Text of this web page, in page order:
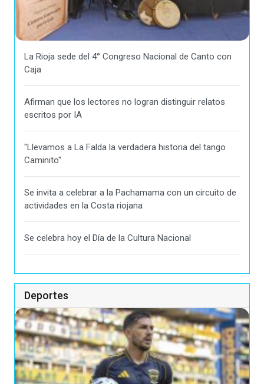
La Rioja sede del 4° Congreso Nacional de Canto con
Caja
Afirman que los lectores no logran distinguir relatos
escritos por IA
"Llevamos a La Falda la verdadera historia del tango
Caminito"
Se invita a celebrar a la Pachamama con un circuito de
actividades en la Costa riojana
Se celebra hoy el Día de la Cultura Nacional
Deportes